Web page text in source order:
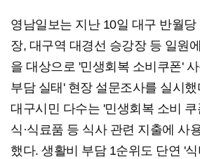
영남일보는 지난 10일 대구 반월당
장, 대구역 대경선 승강장 등 일원
을 대상으로 '민생회복 소비쿠폰' 사
부담 실태' 현장 설문조사를 실시
대구시민 다수는 '민생회복 소비 쿠
식·식료품 등 식사 관련 지출에 사
했다. 생활비 부담 1순위도 단연 '